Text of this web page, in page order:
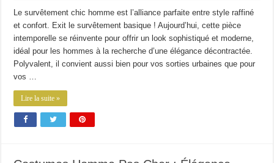
Le survêtement chic homme est l’alliance parfaite entre style raffiné
et confort. Exit le survêtement basique ! Aujourd’hui, cette pièce
intemporelle se réinvente pour offrir un look sophistiqué et moderne,
idéal pour les hommes à la recherche d’une élégance décontractée.
Polyvalent, il convient aussi bien pour vos sorties urbaines que pour
vos …
Lire la suite »